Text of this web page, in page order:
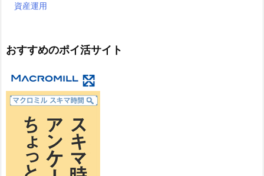
資産運用
おすすめのポイ活サイト